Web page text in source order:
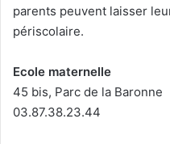
parents peuvent laisser
périscolaire.
Ecole maternelle
45 bis, Parc de la Baronne
03.87.38.23.44